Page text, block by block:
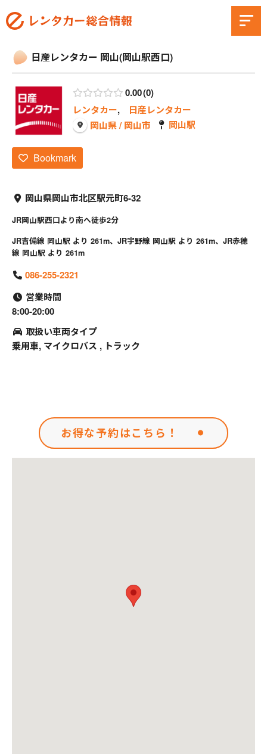
日産レンタカー 岡山(岡山駅西口)
0.00 0
レンタカー, 日産レンタカー
岡山県 / 岡山市
岡山駅
Bookmark
岡山県岡山市北区駅元町6-32
JR岡山駅西口より南へ徒歩2分
JR吉備線 岡山駅 より 261m、JR宇野線 岡山駅 より 261m、JR赤穂
線 岡山駅 より 261m
086-255-2321
営業時間
8:00-20:00
取扱い車両タイプ
乗用車, マイクロバス , トラック
お得な予約はこちら！